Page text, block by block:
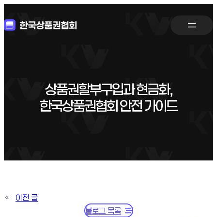
상품권할부구입과 현금화,
한국상품권협회 안전 가이드
«
이전 글
블로그 목록